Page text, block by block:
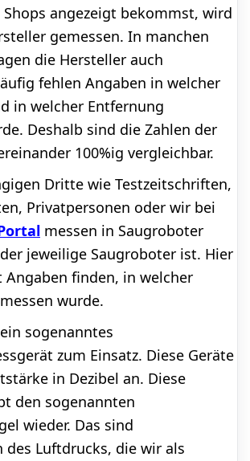
angezeigt bekommst, wird
gemessen. In manchen
die Hersteller auch
fehlen Angaben in welcher
in welcher Entfernung
Deshalb sind die Zahlen der
100%ig vergleichbar.
Dritte wie Testzeitschriften,
Privatpersonen oder wir bei
messen in Saugroboter
jeweilige Saugroboter ist. Hier
finden, in welcher
wurde.
sogenanntes
zum Einsatz. Diese Geräte
in Dezibel an. Diese
den sogenannten
wieder. Das sind
des Luftdrucks, die wir als